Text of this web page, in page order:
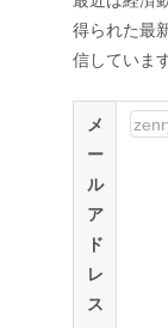
得られた最
信しています
メ
ー
ル
ア
ド
レ
ス